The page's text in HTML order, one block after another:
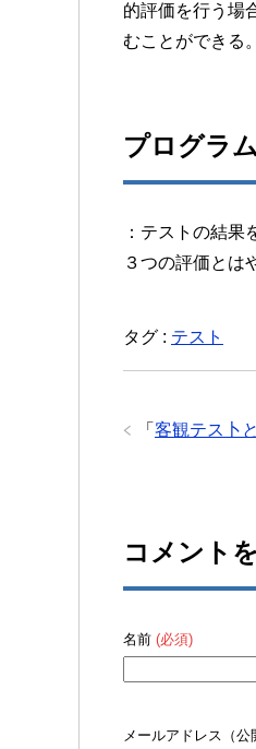
的評価を行う場
むことができる。
プログラ
：テストの結
３つの評価とは
タグ : テスト
「 客観テス卜
コメント
名前 (必須)
メールアドレス（公